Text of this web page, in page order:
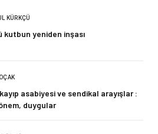
KÜRKÇÜ
kutbun yeniden inşası
kayıp asabiyesi ve sendikal arayışlar :
duygular